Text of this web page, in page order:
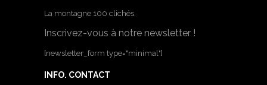
La montagne 100 clichés.
Inscrivez-vous à notre newsletter !
[newsletter_form type="minimal"]
INFO. CONTACT